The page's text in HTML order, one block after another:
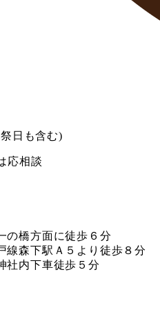
日も含む)
応相談
の橋方面に徒歩６分
線森下駅Ａ５より徒歩８分
社内下車徒歩５分